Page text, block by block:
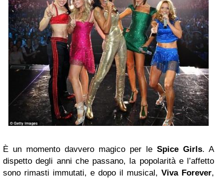
È un momento davvero magico per le Spice Girls. A
dispetto degli anni che passano, la popolarità e l’affetto
sono rimasti immutati, e dopo il musical, Viva Forever,